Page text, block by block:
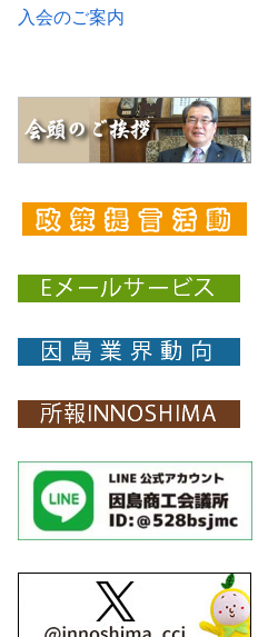
入会のご案内